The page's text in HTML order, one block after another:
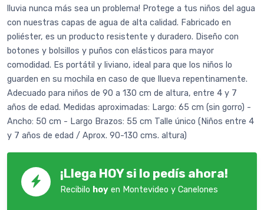
lluvia nunca más sea un problema! Protege a tus niños del agua
con nuestras capas de agua de alta calidad. Fabricado en
poliéster, es un producto resistente y duradero. Diseño con
botones y bolsillos y puños con elásticos para mayor
comodidad. Es portátil y liviano, ideal para que los niños lo
guarden en su mochila en caso de que llueva repentinamente.
Adecuado para niños de 90 a 130 cm de altura, entre 4 y 7
años de edad. Medidas aproximadas: Largo: 65 cm (sin gorro) -
Ancho: 50 cm - Largo Brazos: 55 cm Talle único (Niños entre 4
y 7 años de edad / Aprox. 90-130 cms. altura)
¡Llega HOY si lo pedís ahora!
Recibilo hoy en Montevideo y Canelones